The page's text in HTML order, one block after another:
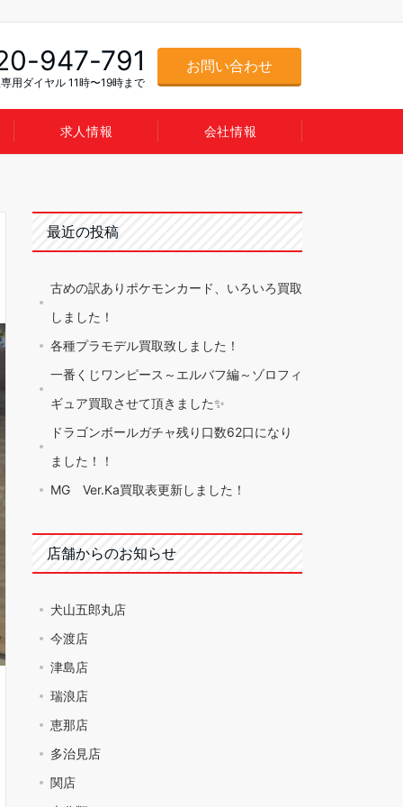
947-791
用ダイヤル 11時〜19時まで
お問い合わせ
求人情報 会社情報
最近の投稿
古めの訳ありポケモンカード、いろいろ買取
しました！
各種プラモデル買取致しました！
一番くじワンピース～エルバフ編～ゾロフィ
ギュア買取させて頂きました✨
ドラゴンボールガチャ残り口数62口になり
ました！！
MG Ver.Ka買取表更新しました！
店舗からのお知らせ
犬山五郎丸店
今渡店
津島店
瑞浪店
恵那店
多治見店
関店